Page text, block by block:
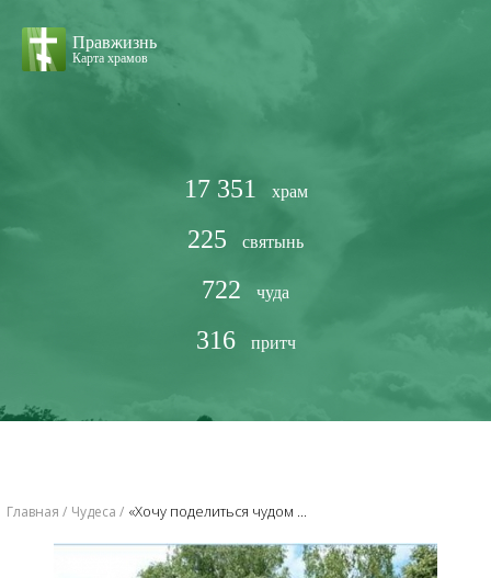
Правжизнь
Карта храмов
17 351 храм
225 святынь
722 чуда
316 притч
Главная Чудеса ​«Хочу поделиться чудом ...